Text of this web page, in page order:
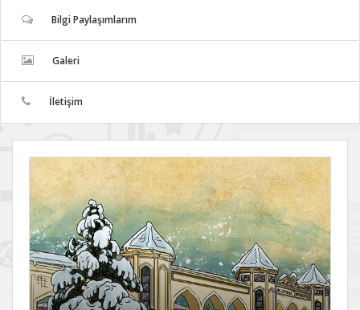
Bilgi Paylaşımlarım
Galeri
İletişim